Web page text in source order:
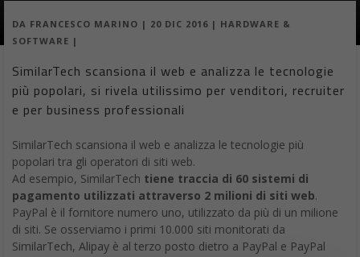
DA FRANCESCO MARINO | 20 DIC 2016 | HARDWARE &
SOFTWARE |
SimilarTech scansiona il web e analizza le tecnologie
più popolari, si rivela utilissimo per venditori, recruiter
e per business professionali
SimilarTech scansiona il web e analizza le tecnologie più
popolari tra gli operatori di siti web.
Ad esempio, SimilarTech tiene traccia di 60 sistemi di
pagamento utilizzati attraverso 2 milioni di siti web.
PayPal è il fornitore numero uno, utilizzato da più di un milione
di siti. Se osserviamo i primi 10.000 siti monitorati da
SimilarTech, Alipay è al terzo posto dietro a PayPal e PayPal